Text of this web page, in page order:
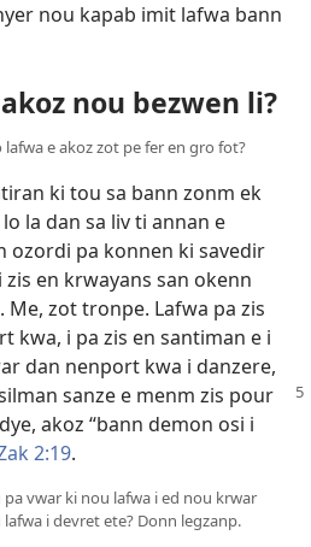
nou kapab imit lafwa bann
nou bezwen li?
e akoz zot pe fer en gro fot?
ki tou sa bann zonm ek
la dan sa liv ti annan e
ozordi pa konnen ki savedir
en krwayans san okenn
Me, zot tronpe. Lafwa pa zis
kwa, i pa zis en santiman e i
dan nenport kwa i danzere,
sanze e menm zis pour
akoz “bann demon osi i
2:19.
pa vwar ki nou lafwa i ed nou krwar
i devret ete? Donn legzanp.